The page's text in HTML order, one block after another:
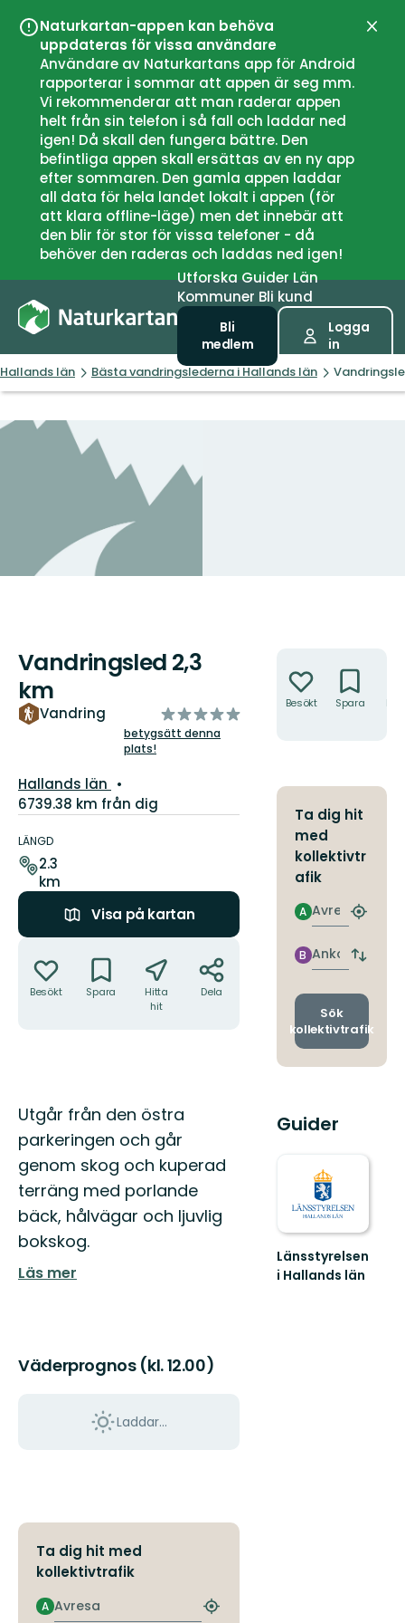
Naturkartan-appen kan behöva
uppdateras för vissa användare
Användare av Naturkartans app för Android
rapporterar i sommar att appen är seg mm.
Vi rekommenderar att man raderar appen
helt från sin telefon i så fall och laddar ned
igen! Då skall den fungera bättre. Den
befintliga appen skall ersättas av en ny app
efter sommaren. Den gamla appen laddar
all data för hela landet lokalt i appen (för
att klara offline-läge) men det innebär att
den blir för stor för vissa telefoner - då
behöver den raderas och laddas ned igen!
UtforskaGuiderLän
Kommuner Bli kund
Bli
medlem
Logga
in
Hallands län Bästa vandringslederna i Hallands län
Vandringsled 2,3
km
Vandring
av
5
betygsätt denna
plats!
Län:
Hallands län
6739.38 km från dig
om
leden
LÄNGD
2.3
km
Visa på kartan
Besökt Spara
Hitta
hit
Dela
Beskrivning
Utgår från den östra
parkeringen och går
genom skog och kuperad
terräng med porlande
bäck, hålvägar och ljuvlig
bokskog.
Läs mer
Väderprognos (kl. 12.00)
Laddar...
Ta dig hit med
kollektivtrafik
Avresa
A
Hitta
Besökt Spara
Ta dig hit
med
kollektivtr
afik
Avresa
A
Hitta
Ankomst
B
Byt
och
Sök
kollektivtrafik
Guider
Länsstyrelsen
i Hallands län